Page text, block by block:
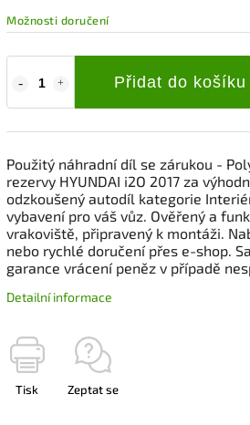
Možnosti doručení
Přidat do košíku
Použitý náhradní díl se zárukou -
rezervy HYUNDAI i2O 2017 za
odzkoušený autodíl kategorie
vybavení pro váš vůz. Ověřený a
vrakoviště, připravený k montáži.
nebo rychlé doručení přes e-shop.
garance vrácení peněz v případě
Detailní informace
Tisk Zeptat se